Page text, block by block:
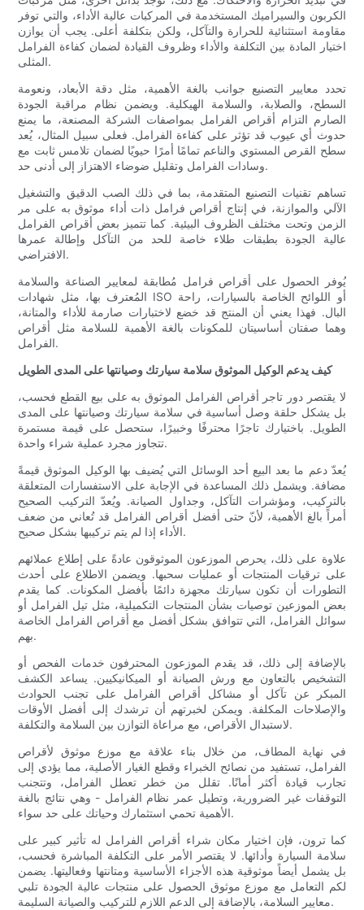
الكربون والسيراميك المستخدمة في المركبات عالية الأداء، والتي توفر
مقاومة استثنائية للحرارة والتآكل، ولكن بتكلفة أعلى. يجب أن يوازن
اختيار المادة بين التكلفة والأداء وظروف القيادة لضمان كفاءة الفرامل
المثلى.
تحدد معايير التصنيع جوانب بالغة الأهمية، مثل دقة الأبعاد، ونعومة
السطح، والصلابة، والسلامة الهيكلية. ويضمن نظام مراقبة الجودة
الصارم التزام أقراص الفرامل بمواصفات الشركة المصنعة، ما يمنع
حدوث أي عيوب قد تؤثر على كفاءة الفرامل. فعلى سبيل المثال، يُعد
سطح القرص المستوي والناعم تمامًا أمرًا حيويًا لضمان تلامس ثابت مع
وسادات الفرامل وتقليل ضوضاء الاهتزاز إلى أدنى حد.
تساهم تقنيات التصنيع المتقدمة، بما في ذلك الصب الدقيق والتشغيل
الآلي والموازنة، في إنتاج أقراص فرامل ذات أداء موثوق به على مر
الزمن وتحت مختلف الظروف البيئية. كما تتميز بعض أقراص الفرامل
عالية الجودة بطبقات طلاء خاصة للحد من التآكل وإطالة عمرها
الافتراضي.
يُوفر الحصول على أقراص فرامل مُطابقة لمعايير الصناعة والسلامة
المُعترف بها، مثل شهادات ISO أو اللوائح الخاصة بالسيارات، راحة
البال. فهذا يعني أن المنتج قد خضع لاختبارات صارمة للأداء والمتانة،
وهما صفتان أساسيتان للمكونات بالغة الأهمية للسلامة مثل أقراص
الفرامل.
كيف يدعم الوكيل الموثوق سلامة سيارتك وصيانتها على المدى الطويل
لا يقتصر دور تاجر أقراص الفرامل الموثوق به على بيع القطع فحسب،
بل يشكل حلقة وصل أساسية في سلامة سيارتك وصيانتها على المدى
الطويل. باختيارك تاجرًا محترفًا وخبيرًا، ستحصل على قيمة مستمرة
تتجاوز مجرد عملية شراء واحدة.
يُعدّ دعم ما بعد البيع أحد الوسائل التي يُضيف بها الوكيل الموثوق قيمةً
مضافة. ويشمل ذلك المساعدة في الإجابة على الاستفسارات المتعلقة
بالتركيب، ومؤشرات التآكل، وجداول الصيانة. ويُعدّ التركيب الصحيح
أمراً بالغ الأهمية، لأنّ حتى أفضل أقراص الفرامل قد تُعاني من ضعف
الأداء إذا لم يتم تركيبها بشكل صحيح.
علاوة على ذلك، يحرص الموزعون الموثوقون عادةً على إطلاع عملائهم
على ترقيات المنتجات أو عمليات سحبها. ويضمن الاطلاع على أحدث
التطورات أن تكون سيارتك مجهزة دائمًا بأفضل المكونات. كما يقدم
بعض الموزعين توصيات بشأن المنتجات التكميلية، مثل تيل الفرامل أو
سوائل الفرامل، التي تتوافق بشكل أفضل مع أقراص الفرامل الخاصة
بهم.
بالإضافة إلى ذلك، قد يقدم الموزعون المحترفون خدمات الفحص أو
التشخيص بالتعاون مع ورش الصيانة أو الميكانيكيين. يساعد الكشف
المبكر عن تآكل أو مشاكل أقراص الفرامل على تجنب الحوادث
والإصلاحات المكلفة. ويمكن لخبرتهم أن ترشدك إلى أفضل الأوقات
لاستبدال الأقراص، مع مراعاة التوازن بين السلامة والتكلفة.
في نهاية المطاف، من خلال بناء علاقة مع موزع موثوق لأقراص
الفرامل، تستفيد من نصائح الخبراء وقطع الغيار الأصلية، مما يؤدي إلى
تجارب قيادة أكثر أمانًا. تقلل من خطر تعطل الفرامل، وتتجنب
التوقفات غير الضرورية، وتطيل عمر نظام الفرامل - وهي نتائج بالغة
الأهمية تحمي استثمارك وحياتك على حد سواء.
كما ترون، فإن اختيار مكان شراء أقراص الفرامل له تأثير كبير على
سلامة السيارة وأدائها. لا يقتصر الأمر على التكلفة المباشرة فحسب،
بل يشمل أيضاً موثوقية هذه الأجزاء الأساسية ومتانتها وفعاليتها. يضمن
لكم التعامل مع موزع موثوق الحصول على منتجات عالية الجودة تلبي
معايير السلامة، بالإضافة إلى الدعم اللازم للتركيب والصيانة السليمة.